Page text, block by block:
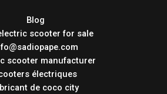
Blog
scooter for sale
scooter manufacturer
électriques
de coco city